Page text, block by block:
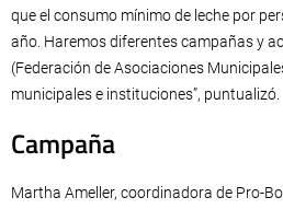
que el consumo mínimo de leche por
año. Haremos diferentes campañas y
(Federación de Asociaciones
municipales e instituciones”, puntualizó.
Campaña
Martha Ameller, coordinadora de Pro-